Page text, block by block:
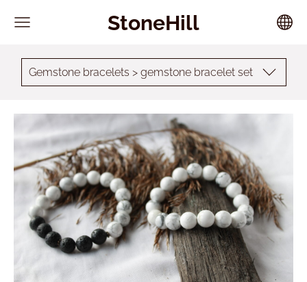
StoneHill
Gemstone bracelets > gemstone bracelet set